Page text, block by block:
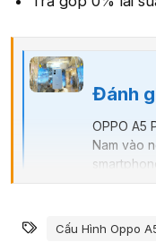
Đánh giá OPPO A5 Pro:
OPPO A5
Nam vào
nhấn nằm
IP69 và
Từ khóa
Cấu Hình Oppo